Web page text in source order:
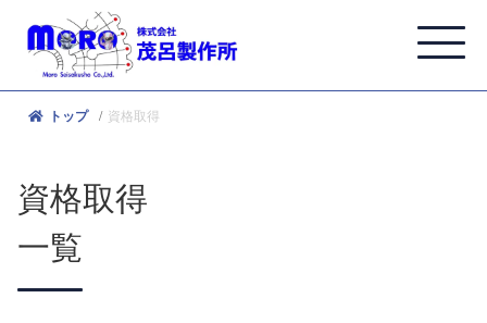
トップ 資格取得
資格取得
一覧